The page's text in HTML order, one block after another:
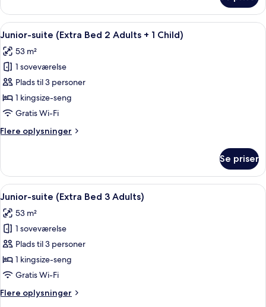
Adults)
værelse
(New
Style
Bed
3
Indlæs
alle
billeder
af
Junior-
suite
(Extra
2
Child)
Minibar, pengeskab på værelset,
6
Junior-suite (Extra Bed 2 Adults + 1 Child)
53 m²
1 soveværelse
Plads til 3 personer
1 kingsize-seng
Gratis Wi-Fi
Flere oplysninger
Flere
suite
(Extra
Bed
Adults
+
Child)
Se priser
Indlæs
alle
billeder
af
Junior-
suite
(Extra
3
Minibar, pengeskab på værelset,
6
Junior-suite (Extra Bed 3 Adults)
53 m²
1 soveværelse
Plads til 3 personer
1 kingsize-seng
Gratis Wi-Fi
Flere oplysninger
Flere